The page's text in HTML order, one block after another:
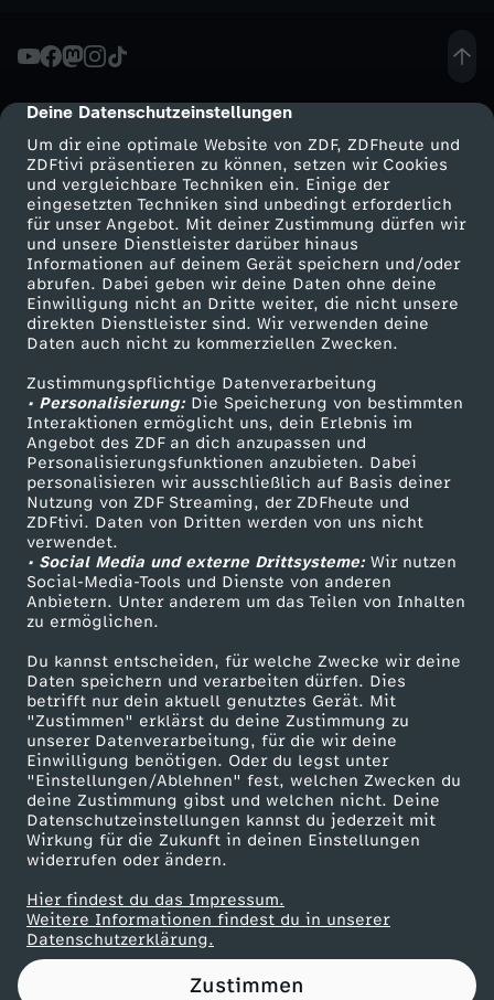
cmp-dialog-description
Deine Datenschutzeinstellungen
Um dir eine optimale Website von ZDF, ZDFheute und
ZDFtivi präsentieren zu können, setzen wir Cookies
und vergleichbare Techniken ein. Einige der
eingesetzten Techniken sind unbedingt erforderlich
für unser Angebot. Mit deiner Zustimmung dürfen wir
und unsere Dienstleister darüber hinaus
Informationen auf deinem Gerät speichern und/oder
abrufen. Dabei geben wir deine Daten ohne deine
Einwilligung nicht an Dritte weiter, die nicht unsere
direkten Dienstleister sind. Wir verwenden deine
Daten auch nicht zu kommerziellen Zwecken.
Zustimmungspflichtige Datenverarbeitung
• Personalisierung:Die Speicherung von bestimmten
Interaktionen ermöglicht uns, dein Erlebnis im
Angebot des ZDF an dich anzupassen und
Personalisierungsfunktionen anzubieten. Dabei
personalisieren wir ausschließlich auf Basis deiner
Nutzung von ZDF Streaming, der ZDFheute und
ZDFtivi. Daten von Dritten werden von uns nicht
verwendet.
• Social Media und externe Drittsysteme:Wir nutzen
Social-Media-Tools und Dienste von anderen
Anbietern. Unter anderem um das Teilen von Inhalten
zu ermöglichen.
Du kannst entscheiden, für welche Zwecke wir deine
Daten speichern und verarbeiten dürfen. Dies
betrifft nur dein aktuell genutztes Gerät. Mit
"Zustimmen" erklärst du deine Zustimmung zu
unserer Datenverarbeitung, für die wir deine
Einwilligung benötigen. Oder du legst unter
"Einstellungen/Ablehnen" fest, welchen Zwecken du
deine Zustimmung gibst und welchen nicht. Deine
Datenschutzeinstellungen kannst du jederzeit mit
Wirkung für die Zukunft in deinen Einstellungen
widerrufen oder ändern.
Hier findest du das Impressum.
Weitere Informationen findest du in unserer
Datenschutzerklärung.
Zustimmen
e
i
n
e
A
h
n
u
n
g
v
o
n
F
O
O
T
B
Mehr ZDF
ZDF-Apps
Smart TV
ZDFtext
Livestreams
Sendungen A-Z
TV-Programm
Service
ZDFmitreden
Kontakt zum ZDF
Tickets
Zuschauerservice
Hilfe
ZDF Unternehmen
Karriere
ZDF goes Schule
Werbefernsehen
Mainzelmännchen
Partner